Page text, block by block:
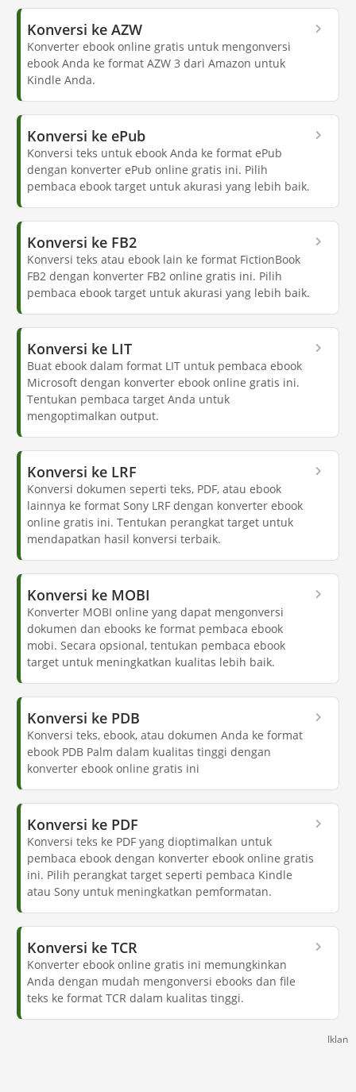
Konversi ke AZW
Konverter ebook online gratis untuk mengonversi
ebook Anda ke format AZW 3 dari Amazon untuk
Kindle Anda.
Konversi ke ePub
Konversi teks untuk ebook Anda ke format ePub
dengan konverter ePub online gratis ini. Pilih
pembaca ebook target untuk akurasi yang lebih baik.
Konversi ke FB2
Konversi teks atau ebook lain ke format FictionBook
FB2 dengan konverter FB2 online gratis ini. Pilih
pembaca ebook target untuk akurasi yang lebih baik.
Konversi ke LIT
Buat ebook dalam format LIT untuk pembaca ebook
Microsoft dengan konverter ebook online gratis ini.
Tentukan pembaca target Anda untuk
mengoptimalkan output.
Konversi ke LRF
Konversi dokumen seperti teks, PDF, atau ebook
lainnya ke format Sony LRF dengan konverter ebook
online gratis ini. Tentukan perangkat target untuk
mendapatkan hasil konversi terbaik.
Konversi ke MOBI
Konverter MOBI online yang dapat mengonversi
dokumen dan ebooks ke format pembaca ebook
mobi. Secara opsional, tentukan pembaca ebook
target untuk meningkatkan kualitas lebih baik.
Konversi ke PDB
Konversi teks, ebook, atau dokumen Anda ke format
ebook PDB Palm dalam kualitas tinggi dengan
konverter ebook online gratis ini
Konversi ke PDF
Konversi teks ke PDF yang dioptimalkan untuk
pembaca ebook dengan konverter ebook online gratis
ini. Pilih perangkat target seperti pembaca Kindle
atau Sony untuk meningkatkan pemformatan.
Konversi ke TCR
Konverter ebook online gratis ini memungkinkan
Anda dengan mudah mengonversi ebooks dan file
teks ke format TCR dalam kualitas tinggi.
Iklan